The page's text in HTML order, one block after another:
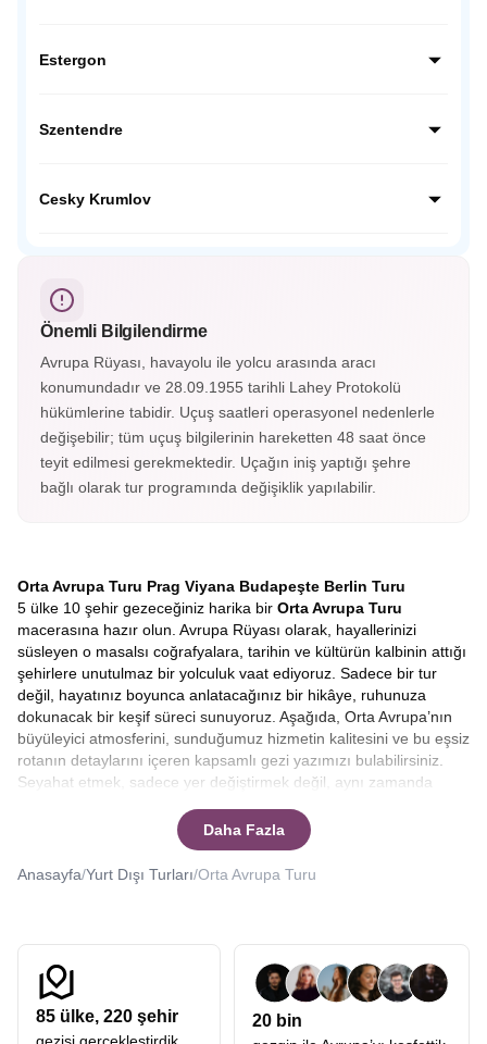
güzel örneklerini, tarihi meydanları ve görkemli yapıları
Estergon
büyük ve görkemli bazilikasını ziyaret ediyor; Osmanlı ve
Szentendre
sokaklarıyla ünlü Szentendre’de, Tuna Nehri kıyısında
Cesky Krumlov
sokakları arasında zamanda yolculuğa çıkıyoruz; UNESCO
Dünya Mirası listesindeki bu eşsiz kasabada kartpostallık
manzaralar bizi bekliyor.
Önemli Bilgilendirme
Avrupa Rüyası, havayolu ile yolcu arasında aracı
konumundadır ve 28.09.1955 tarihli Lahey Protokolü
hükümlerine tabidir. Uçuş saatleri operasyonel nedenlerle
değişebilir; tüm uçuş bilgilerinin hareketten 48 saat önce
teyit edilmesi gerekmektedir. Uçağın iniş yaptığı şehre
bağlı olarak tur programında değişiklik yapılabilir.
Orta Avrupa Turu Prag Viyana Budapeşte Berlin Turu
5 ülke 10 şehir gezeceğiniz harika bir Orta Avrupa Turu
macerasına hazır olun. Avrupa Rüyası olarak, hayallerinizi
süsleyen o masalsı coğrafyalara, tarihin ve kültürün kalbinin attığı
şehirlere unutulmaz bir yolculuk vaat ediyoruz. Sadece bir tur
değil, hayatınız boyunca anlatacağınız bir hikâye, ruhunuza
dokunacak bir keşif süreci sunuyoruz. Aşağıda, Orta Avrupa’nın
büyüleyici atmosferini, sunduğumuz hizmetin kalitesini ve bu eşsiz
rotanın detaylarını içeren kapsamlı gezi yazımızı bulabilirsiniz.
Seyahat etmek, sadece yer değiştirmek değil, aynı zamanda
boyunca imparatorluklara ev sahipliği yapmış, sanatın, müziğin ve
mimarinin zirveye ulaştığı Orta Avrupa ise, bu yolculuk bir rüyaya
dönüşür. Arnavut kaldırımlı sokakların, gotik kulelerin, tuna
ülkede, başka bir kültürün kucağında uyanmanın heyecanını
hissedeceksiniz.
Orta Avrupa, kıtanın kültürel mirasının en yoğun hissedildiği, her
Daha Fazla
Anasayfa/Yurt Dışı Turları/Orta Avrupa Turu
85 ülke, 220 şehir 20 bin